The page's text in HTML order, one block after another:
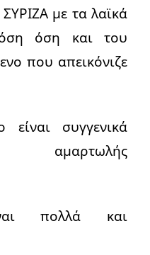
με τα λαϊκά
όση και του
που απεικόνιζε
συγγενικά
πολλά και